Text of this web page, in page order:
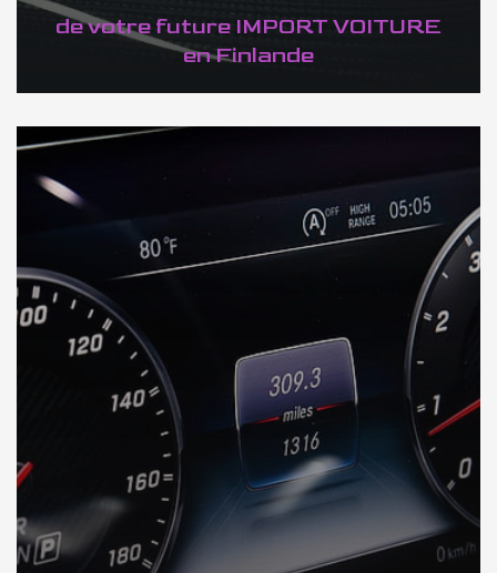
de votre future IMPORT VOITURE
en Finlande
DÉCOUVREZ VOTRE INSPECTION AUTO en Finlande